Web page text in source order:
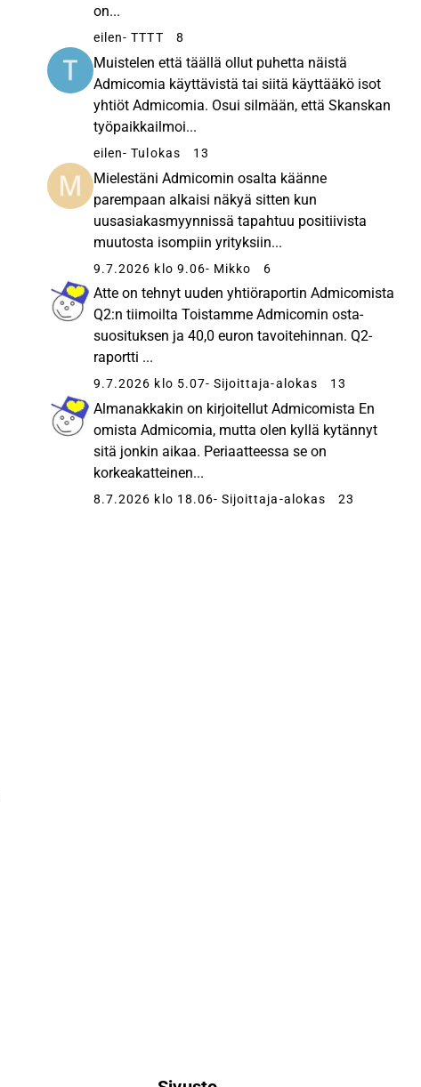
on...
eilen- TTTT 8
Muistelen että täällä ollut puhetta näistä
Admicomia käyttävistä tai siitä käyttääkö isot
yhtiöt Admicomia. Osui silmään, että Skanskan
työpaikkailmoi...
eilen- Tulokas 13
Mielestäni Admicomin osalta käänne
parempaan alkaisi näkyä sitten kun
uusasiakasmyynnissä tapahtuu positiivista
muutosta isompiin yrityksiin...
9.7.2026 klo 9.06- Mikko 6
Atte on tehnyt uuden yhtiöraportin Admicomista
Q2:n tiimoilta Toistamme Admicomin osta-
suosituksen ja 40,0 euron tavoitehinnan. Q2-
raportti ...
9.7.2026 klo 5.07- Sijoittaja-alokas 13
Almanakkakin on kirjoitellut Admicomista En
omista Admicomia, mutta olen kyllä kytännyt
sitä jonkin aikaa. Periaatteessa se on
korkeakatteinen...
8.7.2026 klo 18.06- Sijoittaja-alokas 23